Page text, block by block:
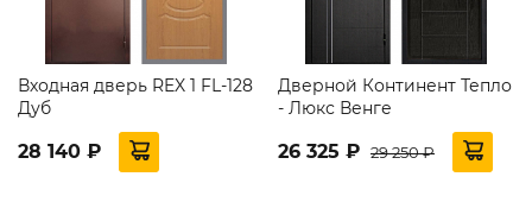
Входная дверь REX 1 FL-128
Дуб
28 140 ₽
Дверной Континент Тепло
- Люкс Венге
26 325 ₽ 29 250 ₽